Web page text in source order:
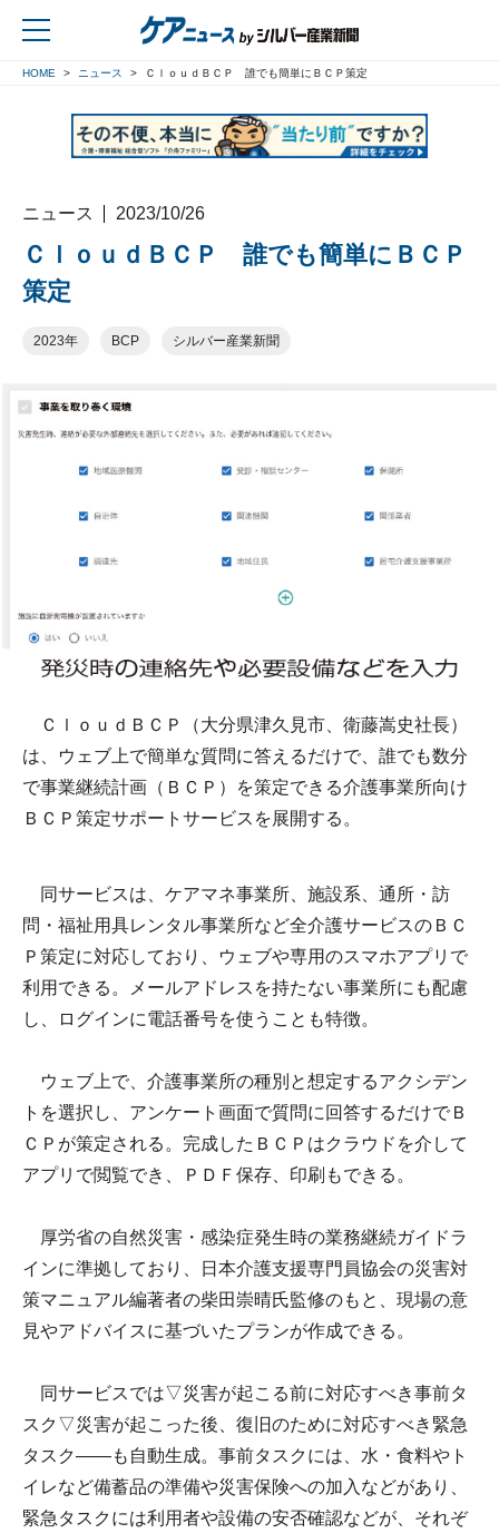
HOME ニュース ＣｌｏｕｄＢＣＰ 誰でも簡単にＢＣＰ策定
ニュース 2023/10/26
ＣｌｏｕｄＢＣＰ 誰でも簡単にＢＣＰ
策定
2023年 BCP シルバー産業新聞
ＣｌｏｕｄＢＣＰ（大分県津久見市、衛藤嵩史社長）
は、ウェブ上で簡単な質問に答えるだけで、誰でも数分
で事業継続計画（ＢＣＰ）を策定できる介護事業所向け
ＢＣＰ策定サポートサービスを展開する。
同サービスは、ケアマネ事業所、施設系、通所・訪
問・福祉用具レンタル事業所など全介護サービスのＢＣ
Ｐ策定に対応しており、ウェブや専用のスマホアプリで
利用できる。メールアドレスを持たない事業所にも配慮
し、ログインに電話番号を使うことも特徴。
ウェブ上で、介護事業所の種別と想定するアクシデン
トを選択し、アンケート画面で質問に回答するだけでＢ
ＣＰが策定される。完成したＢＣＰはクラウドを介して
アプリで閲覧でき、ＰＤＦ保存、印刷もできる。
厚労省の自然災害・感染症発生時の業務継続ガイドラ
インに準拠しており、日本介護支援専門員協会の災害対
策マニュアル編著者の柴田崇晴氏監修のもと、現場の意
見やアドバイスに基づいたプランが作成できる。
同サービスでは▽災害が起こる前に対応すべき事前タ
スク▽災害が起こった後、復旧のために対応すべき緊急
タスク――も自動生成。事前タスクには、水・食料やト
イレなど備蓄品の準備や災害保険への加入などがあり、
緊急タスクには利用者や設備の安否確認などが、それぞ